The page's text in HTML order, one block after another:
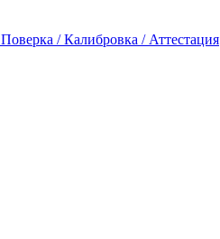
Поверка / Калибровка / Аттестация